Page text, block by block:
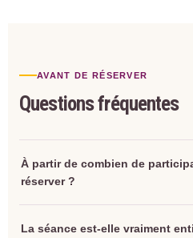
AVANT DE RÉSERVER
Questions fréquentes
À partir de combien de
réserver ?
La séance est-elle vraiment